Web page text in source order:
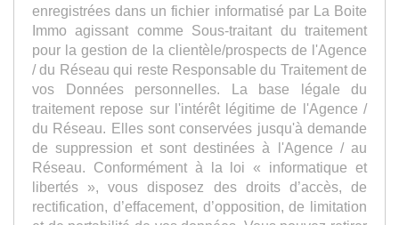
enregistrées dans un fichier informatisé par La Boite
Immo agissant comme Sous-traitant du traitement
pour la gestion de la clientèle/prospects de l'Agence
/ du Réseau qui reste Responsable du Traitement de
vos Données personnelles. La base légale du
traitement repose sur l'intérêt légitime de l'Agence /
du Réseau. Elles sont conservées jusqu'à demande
de suppression et sont destinées à l'Agence / au
Réseau. Conformément à la loi « informatique et
libertés », vous disposez des droits d’accès, de
rectification, d’effacement, d’opposition, de limitation